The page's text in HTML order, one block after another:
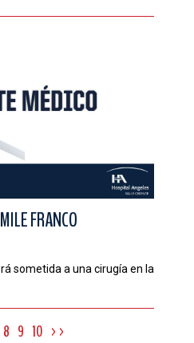
FRANCO
sometida a una cirugía en la
8 9 10 >>